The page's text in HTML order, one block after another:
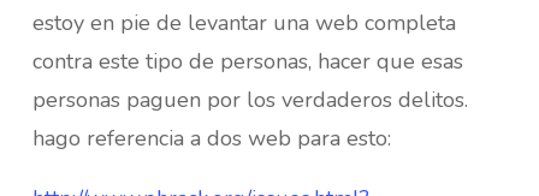
estoy en pie de levantar una web completa
contra este tipo de personas, hacer que esas
personas paguen por los verdaderos delitos.
hago referencia a dos web para esto: